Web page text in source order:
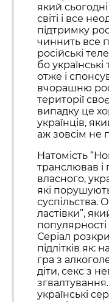
який
світі і все
підтримку
чиннить все
російські
бо
отже і
вчорашню
території
випадку це
українців,
аж зовсім не
Натомість
транслював і
власного,
які
суспільства.
ластівки”,
популярності
Серіал
підлітків як:
гра з
діти, секс з
українські